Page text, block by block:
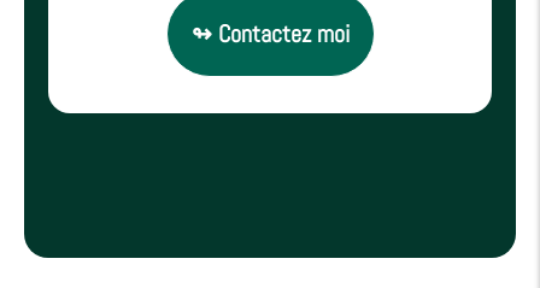
↬ Contactez moi